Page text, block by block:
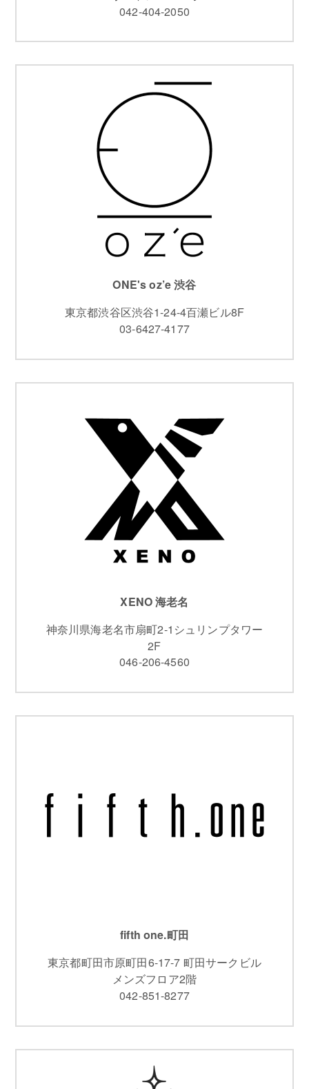
042-404-2050
ONE's oz’e 渋谷
東京都渋谷区渋谷1-24-4百瀬ビル8F
03-6427-4177
XENO 海老名
神奈川県海老名市扇町2-1シュリンプタワー
2F
046-206-4560
fifth one.町田
東京都町田市原町田6-17-7 町田サークビル
メンズフロア2階
042-851-8277